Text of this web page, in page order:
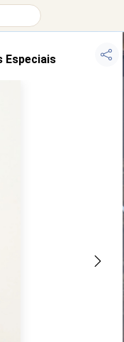
Especiais